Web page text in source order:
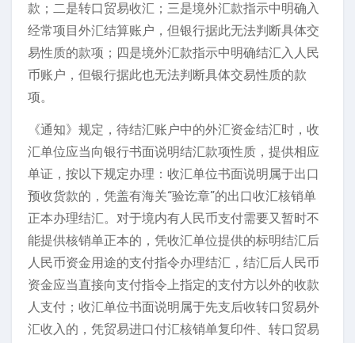
款；二是转口贸易收汇；三是境外汇款指示中明确入
经常项目外汇结算账户，但银行据此无法判断具体交
易性质的款项；四是境外汇款指示中明确结汇入人民
币账户，但银行据此也无法判断具体交易性质的款
项。
《通知》规定，待结汇账户中的外汇资金结汇时，收
汇单位应当向银行书面说明结汇款项性质，提供相应
单证，按以下规定办理：收汇单位书面说明属于出口
预收货款的，凭盖有海关“验讫章”的出口收汇核销单
正本办理结汇。对于境内有人民币支付需要又暂时不
能提供核销单正本的，凭收汇单位提供的标明结汇后
人民币资金用途的支付指令办理结汇，结汇后人民币
资金应当直接向支付指令上指定的支付方以外的收款
人支付；收汇单位书面说明属于先支后收转口贸易外
汇收入的，凭贸易进口付汇核销单复印件、转口贸易